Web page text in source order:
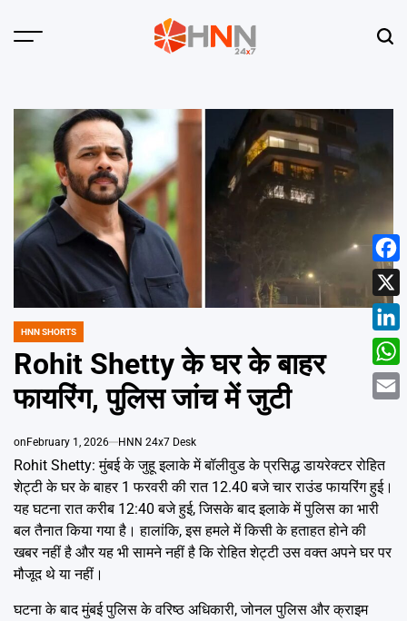
Menu
POSTED
HNN SHORTS
Rohit Shetty के घर के बाहर
फायरिंग, पुलिस जांच में जुटी
onFebruary 1, 2026 HNN 24x7 Desk
Rohit Shetty: मुंबई के जुहू इलाके में बॉलीवुड के प्रसिद्ध डायरेक्टर रोहित
शेट्टी के घर के बाहर 1 फरवरी की रात 12.40 बजे चार राउंड फायरिंग हुई।
यह घटना रात करीब 12:40 बजे हुई, जिसके बाद इलाके में पुलिस का भारी
बल तैनात किया गया है। हालांकि, इस हमले में किसी के हताहत होने की
खबर नहीं है और यह भी सामने नहीं है कि रोहित शेट्टी उस वक्त अपने घर पर
मौजूद थे या नहीं।
घटना के बाद मुंबई पुलिस के वरिष्ठ अधिकारी, जोनल पुलिस और क्राइम
X